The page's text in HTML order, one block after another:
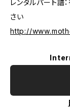
レンタルパート譜
さい
http://